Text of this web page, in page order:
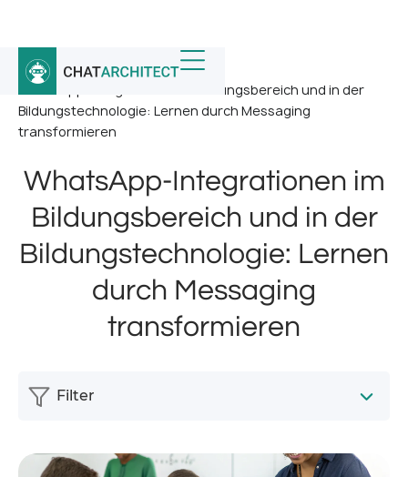
Startseite / Nachricht /
WhatsApp-Integrationen im Bildungsbereich und in der
Bildungstechnologie: Lernen durch Messaging
transformieren
WhatsApp-Integrationen im
Bildungsbereich und in der
Bildungstechnologie: Lernen
durch Messaging
transformieren
Filter